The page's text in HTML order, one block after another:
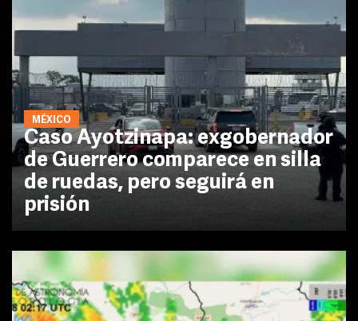
MÉXICO
Caso Ayotzinapa: exgobernador
de Guerrero comparece en silla
de ruedas, pero seguirá en
prisión